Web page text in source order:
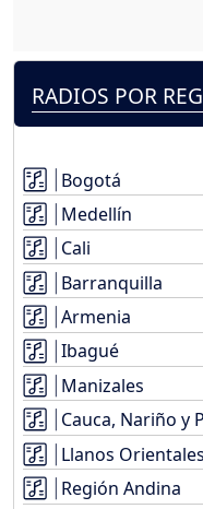
RADIOS POR
Bogotá
Medellín
Cali
Barranquilla
Armenia
Ibagué
Manizales
Cauca, Nariño y
Llanos Orientales
Región Andina